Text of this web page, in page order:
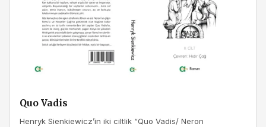
Quo Vadis
Henryk Sienkiewicz’in iki ciltlik “Quo Vadis/ Neron